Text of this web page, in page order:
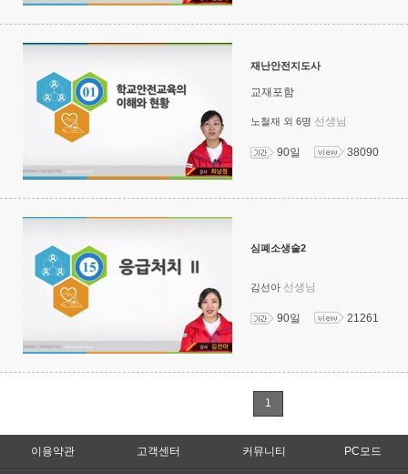
재난안전지도사
교재포함
노철재 외 6명 선생님
90일 38090
심폐소생술2
김선아 선생님
90일 21261
1
이용약관 고객센터 커뮤니티 PC모드